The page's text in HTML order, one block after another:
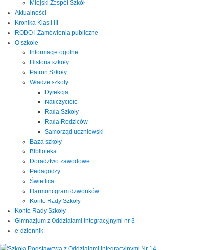
Miejski Zespół Szkół
Aktualności
Kronika Klas I-III
RODO i Zamówienia publiczne
O szkole
Informacje ogólne
Historia szkoły
Patron Szkoły
Władze szkoły
Dyrekcja
Nauczyciele
Rada Szkoły
Rada Rodziców
Samorząd uczniowski
Baza szkoły
Biblioteka
Doradztwo zawodowe
Pedagodzy
Świetlica
Harmonogram dzwonków
Konto Rady Szkoły
Konto Rady Szkoły
Gimnazjum z Oddziałami integracyjnymi nr 3
e-dziennik